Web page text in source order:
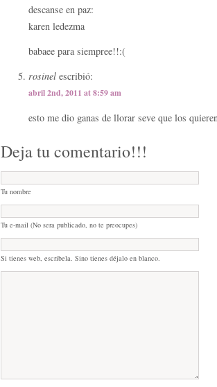
descanse en paz:
karen ledezma
babaee para siempree!!:(
rosinel escribió:
abril 2nd, 2011 at 8:59 am
esto me dio ganas de llorar seve que los
Deja tu comentario!!!
Tu nombre
Tu e-mail (No sera publicado, no te preocupes)
Si tienes web, escribela. Sino tienes déjalo en blanco.